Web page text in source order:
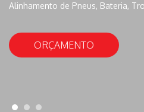
Alinhamento de Pneus, Bateria,
ORÇAMENTO